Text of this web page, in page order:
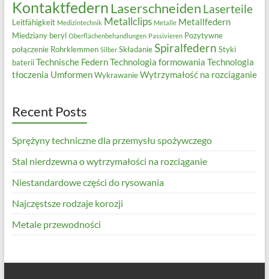
Kontaktfedern Laserschneiden Laserteile
Leitfähigkeit Medizintechnik Metallclips Metalle Metallfedern
Miedziany beryl Oberflächenbehandlungen Passivieren Pozytywne
połączenie Rohrklemmen Silber Składanie Spiralfedern Styki
baterii Technische FedernTechnologia formowania Technologia
tłoczenia Umformen Wykrawanie Wytrzymałość na rozciąganie
Recent Posts
Sprężyny techniczne dla przemysłu spożywczego
Stal nierdzewna o wytrzymałości na rozciąganie
Niestandardowe części do rysowania
Najczęstsze rodzaje korozji
Metale przewodności